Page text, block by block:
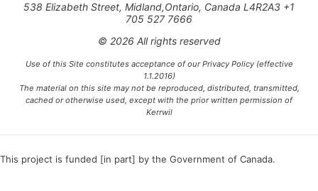
538 Elizabeth Street, Midland,Ontario, Canada L4R2A3 +1
705 527 7666
© 2026 All rights reserved
Use of this Site constitutes acceptance of our Privacy Policy (effective
1.1.2016)
The material on this site may not be reproduced, distributed, transmitted,
cached or otherwise used, except with the prior written permission of
Kerrwil
This project is funded [in part] by the Government of Canada.